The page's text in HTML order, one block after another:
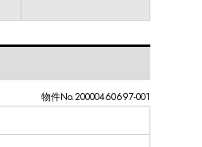
物件No.20000460697-001